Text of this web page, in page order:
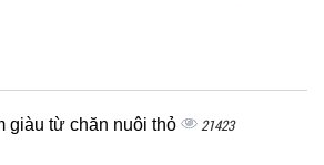
giàu từ chăn nuôi thỏ 21423